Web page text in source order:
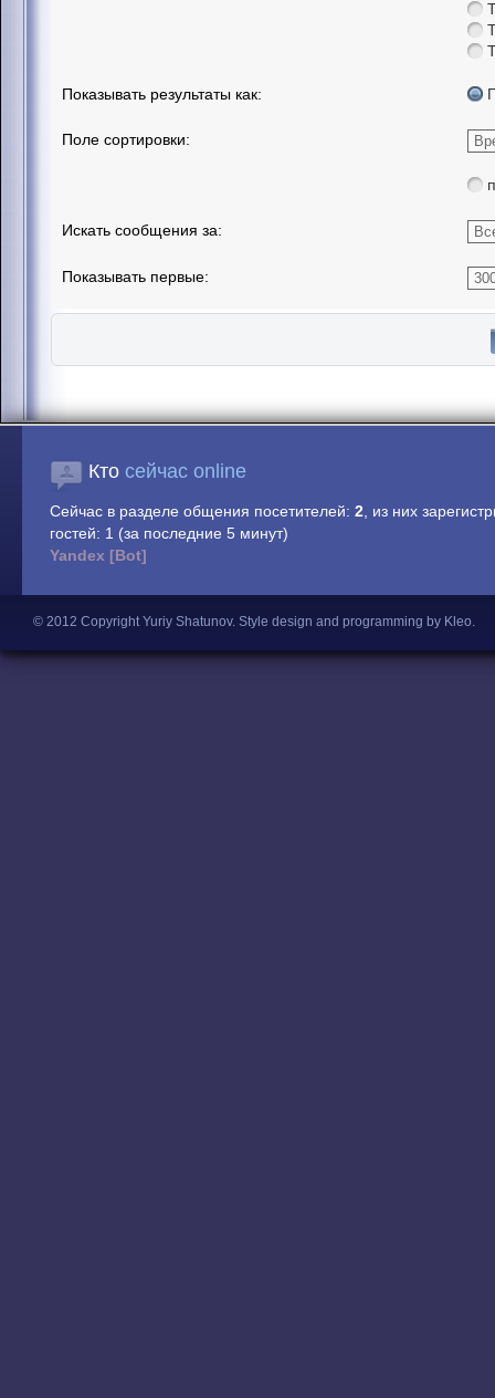
Показывать результаты как:
Поле сортировки:
Искать сообщения за:
Показывать первые:
Кто сейчас online
Сейчас в разделе общения посетителей: 2, из них
гостей: 1 (за последние 5 минут)
Yandex [Bot]
© 2012 Copyright Yuriy Shatunov. Style design and programming by Kleo.